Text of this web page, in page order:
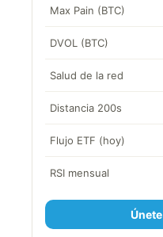
Max Pain (BTC)
DVOL (BTC)
Salud de la red
Distancia 200s
Flujo ETF (hoy)
RSI mensual